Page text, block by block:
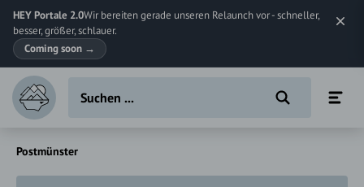
HEY Portale 2.0Wir bereiten gerade unseren Relaunch vor - schneller,
besser, größer, schlauer.
Coming soon →
Postmünster